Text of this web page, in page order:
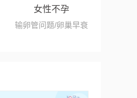
女性不孕
输卵管问题/卵巢早衰